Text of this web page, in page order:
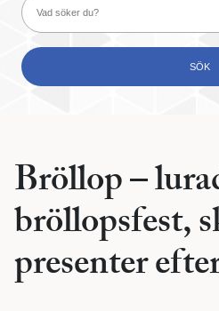
Bröllop –
bröllopsfest,
presenter